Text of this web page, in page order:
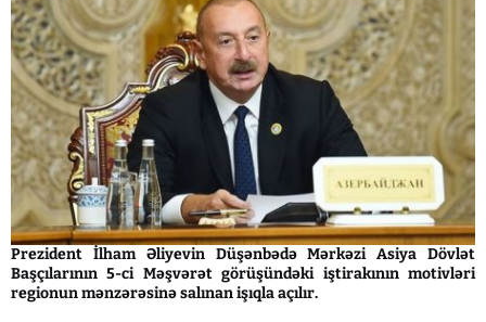
Prezident İlham Əliyevin Düşənbədə Mərkəzi Asiya Dövlət
Başçılarının 5-ci Məşvərət görüşündəki iştirakının motivləri
regionun mənzərəsinə salınan işıqla açılır.